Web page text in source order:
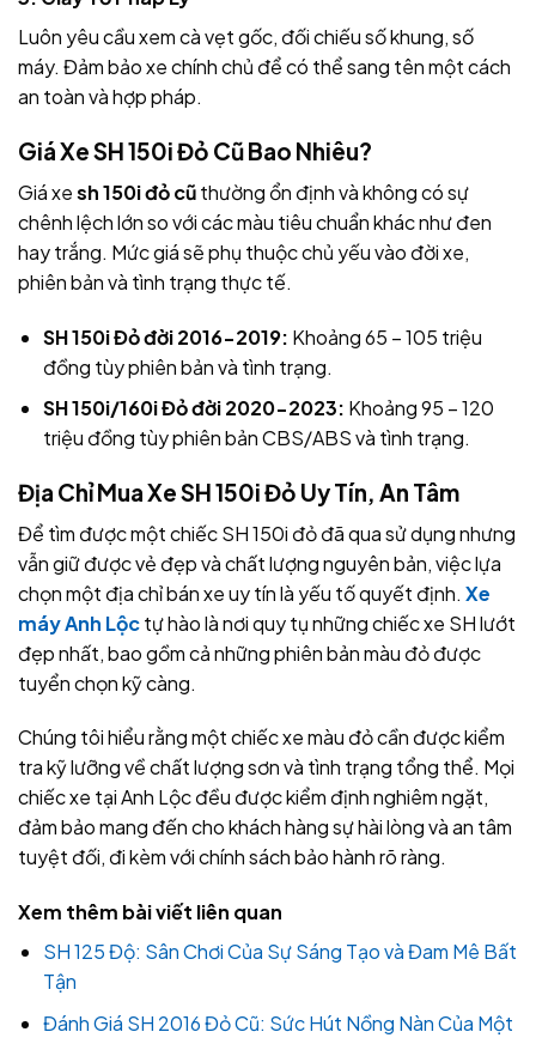
Luôn yêu cầu xem cà vẹt gốc, đối chiếu số khung, số
máy. Đảm bảo xe chính chủ để có thể sang tên một cách
an toàn và hợp pháp.
Giá Xe SH 150i Đỏ Cũ Bao Nhiêu?
Giá xesh 150i đỏ cũthường ổn định và không có sự
chênh lệch lớn so với các màu tiêu chuẩn khác như đen
hay trắng. Mức giá sẽ phụ thuộc chủ yếu vào đời xe,
phiên bản và tình trạng thực tế.
SH 150i Đỏ đời 2016-2019: Khoảng 65 – 105 triệu
đồng tùy phiên bản và tình trạng.
SH 150i/160i Đỏ đời 2020-2023: Khoảng 95 – 120
triệu đồng tùy phiên bản CBS/ABS và tình trạng.
Địa Chỉ Mua Xe SH 150i Đỏ Uy Tín, An Tâm
Để tìm được một chiếc SH 150i đỏ đã qua sử dụng nhưng
vẫn giữ được vẻ đẹp và chất lượng nguyên bản, việc lựa
chọn một địa chỉ bán xe uy tín là yếu tố quyết định. Xe
máy Anh Lộctự hào là nơi quy tụ những chiếc xe SH lướt
đẹp nhất, bao gồm cả những phiên bản màu đỏ được
tuyển chọn kỹ càng.
Chúng tôi hiểu rằng một chiếc xe màu đỏ cần được kiểm
tra kỹ lưỡng về chất lượng sơn và tình trạng tổng thể. Mọi
chiếc xe tại Anh Lộc đều được kiểm định nghiêm ngặt,
đảm bảo mang đến cho khách hàng sự hài lòng và an tâm
tuyệt đối, đi kèm với chính sách bảo hành rõ ràng.
Xem thêm bài viết liên quan
SH 125 Độ: Sân Chơi Của Sự Sáng Tạo và Đam Mê Bất
Tận
Đánh Giá SH 2016 Đỏ Cũ: Sức Hút Nồng Nàn Của Một